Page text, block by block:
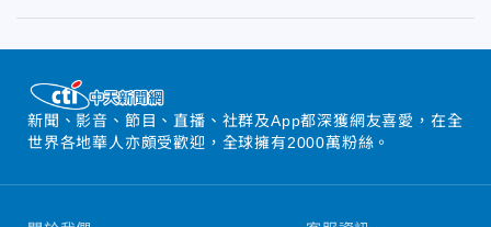
新聞、影音、節目、直播、社群及App都深獲網友喜愛，在全
世界各地華人亦頗受歡迎，全球擁有2000萬粉絲。